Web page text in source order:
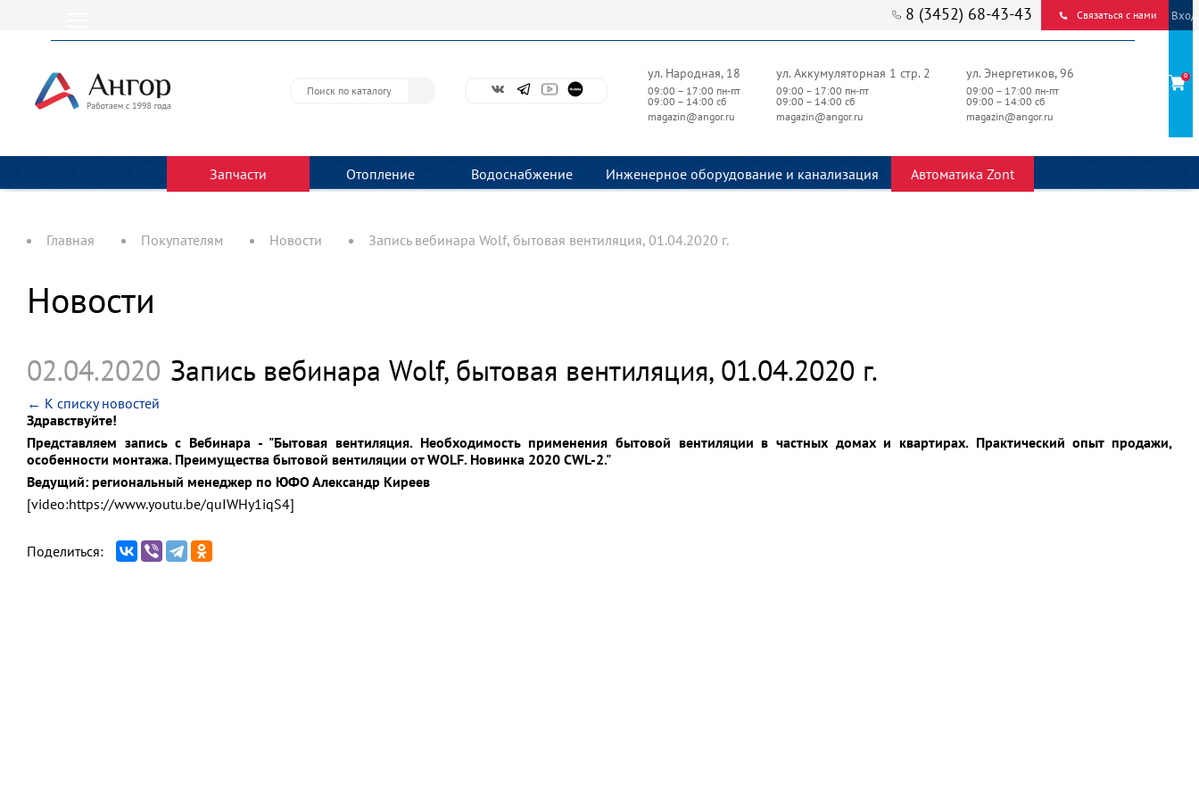
8 (3452) 68-43-43 Связаться с нами
ул. Народная, 18
09:00 – 17:00 пн-пт
09:00 – 14:00 сб
magazin@angor.ru
ул. Аккумуляторная 1 стр. 2
09:00 – 17:00 пн-пт
09:00 – 14:00 сб
magazin@angor.ru
ул. Энергетиков, 96
09:00 – 17:00 пн-пт
09:00 – 14:00 сб
magazin@angor.ru
Запчасти Отопление Водоснабжение Инженерное оборудование и канализация Автоматика Zont
Вход
0
Главная Покупателям Новости Запись вебинара Wolf, бытовая вентиляция, 01.04.2020 г.
Новости
02.04.2020 Запись вебинара Wolf, бытовая вентиляция, 01.04.2020 г.
← К списку новостей
Здравствуйте!
Представляем запись с Вебинара - "Бытовая вентиляция. Необходимость применения бытовой вентиляции в частных домах и квартирах. Практический опыт продажи,
особенности монтажа. Преимущества бытовой вентиляции от WOLF. Новинка 2020 CWL-2."
Ведущий: региональный менеджер по ЮФО Александр Киреев
[video:https://www.youtu.be/quIWHy1iqS4]
Поделиться: